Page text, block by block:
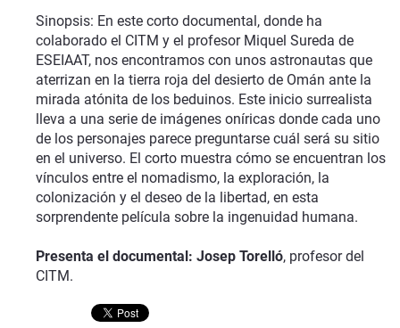
Sinopsis: En este corto documental, donde ha
colaborado el CITM y el profesor Miquel Sureda de
ESEIAAT, nos encontramos con unos astronautas que
aterrizan en la tierra roja del desierto de Omán ante la
mirada atónita de los beduinos. Este inicio surrealista
lleva a una serie de imágenes oníricas donde cada uno
de los personajes parece preguntarse cuál será su sitio
en el universo. El corto muestra cómo se encuentran los
vínculos entre el nomadismo, la exploración, la
colonización y el deseo de la libertad, en esta
sorprendente película sobre la ingenuidad humana.
Presenta el documental: Josep Torelló, profesor del
CITM.